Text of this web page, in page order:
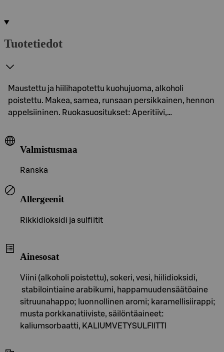
Tuotetiedot
Maustettu ja hiilihapotettu kuohujuoma, alkoholi
poistettu. Makea, samea, runsaan persikkainen, hennon
appelsiininen. Ruokasuositukset: Aperitiivi,…
Valmistusmaa
Ranska
Allergeenit
Rikkidioksidi ja sulfiitit
Ainesosat
Viini (alkoholi poistettu), sokeri, vesi, hiilidioksidi,
stabilointiaine arabikumi, happamuudensäätöaine
sitruunahappo; luonnollinen aromi; karamellisiirappi;
musta porkkanatiiviste, säilöntäaineet:
kaliumsorbaatti, KALIUMVETYSULFIITTI